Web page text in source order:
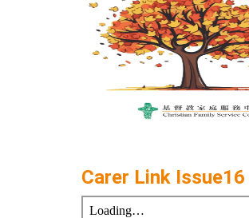
Carer Link Issue16